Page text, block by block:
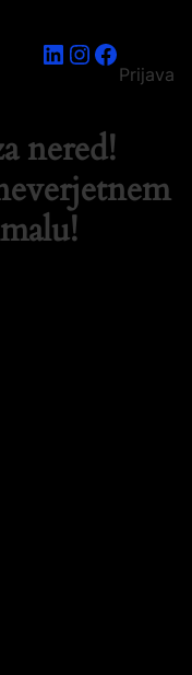
LinkedIn
Instagram
Prijava
nered!